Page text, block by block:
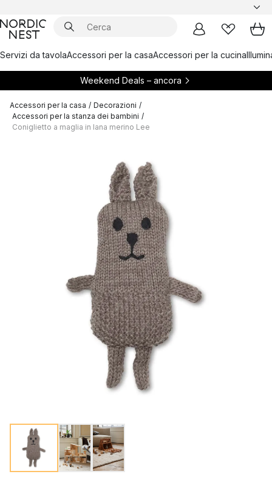
Servizi da tavolaAccessori per la casaAccessori per la cucina
Weekend Deals – ancora
Accessori per la casa / Decorazioni /
Accessori per la stanza dei bambini /
Coniglietto a maglia in lana merino Lee